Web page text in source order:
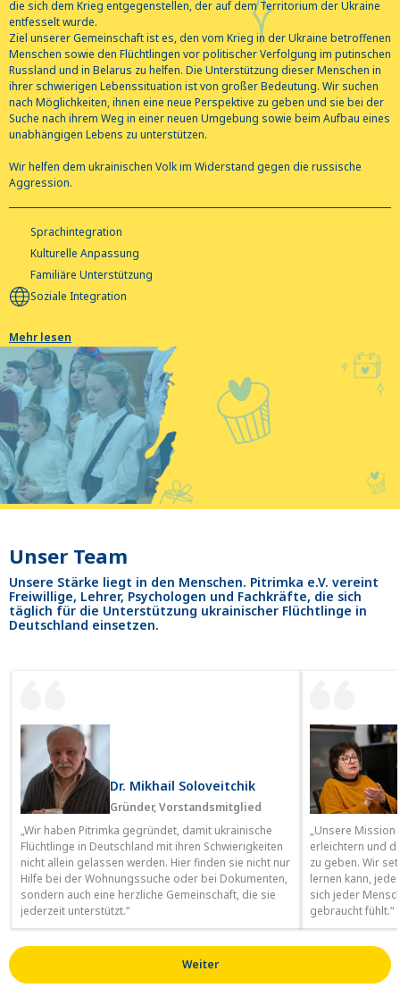
die sich dem Krieg entgegenstellen, der auf dem Territorium der Ukraine
entfesselt wurde.
Ziel unserer Gemeinschaft ist es, den vom Krieg in der Ukraine betroffenen
Menschen sowie den Flüchtlingen vor politischer Verfolgung im putinschen
Russland und in Belarus zu helfen. Die Unterstützung dieser Menschen in
ihrer schwierigen Lebenssituation ist von großer Bedeutung. Wir suchen
nach Möglichkeiten, ihnen eine neue Perspektive zu geben und sie bei der
Suche nach ihrem Weg in einer neuen Umgebung sowie beim Aufbau eines
unabhängigen Lebens zu unterstützen.
Wir helfen dem ukrainischen Volk im Widerstand gegen die russische
Aggression.
Sprachintegration
Kulturelle Anpassung
Familiäre Unterstützung
Soziale Integration
Mehr lesen
Unser Team
Unsere Stärke liegt in den Menschen. Pitrimka e.V. vereint
Freiwillige, Lehrer, Psychologen und Fachkräfte, die sich
täglich für die Unterstützung ukrainischer Flüchtlinge in
Deutschland einsetzen.
Dr. Mikhail Soloveitchik
Gründer, Vorstandsmitglied
„Wir haben Pitrimka gegründet, damit ukrainische
Flüchtlinge in Deutschland mit ihren Schwierigkeiten
nicht allein gelassen werden. Hier finden sie nicht nur
Hilfe bei der Wohnungssuche oder bei Dokumenten,
sondern auch eine herzliche Gemeinschaft, die sie
jederzeit unterstützt.“
„Unsere
erleichtern und
zu geben. Wir
lernen kann,
sich jeder
gebraucht fühlt.“
Weiter